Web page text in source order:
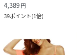
4,389円
39ポイント(1倍)